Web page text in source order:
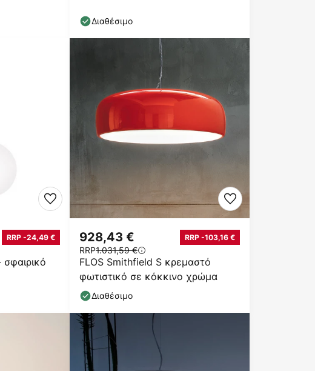
Διαθέσιμο
RRP -24,49 €
FLOS Smithfield S κρεμαστό
φωτιστικό σε κόκκινο χρώμα
928,43 € RRP -103,16 €
RRP1.031,59 €
Διαθέσιμο